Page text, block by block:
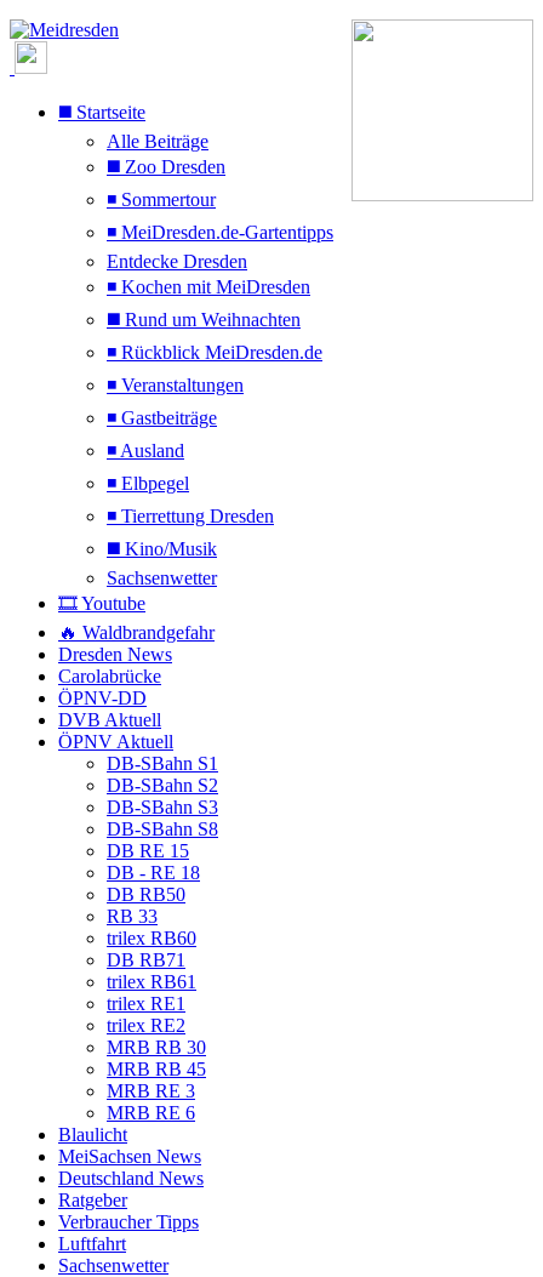
◼️ Startseite
Alle Beiträge
◼️ Zoo Dresden
◾ Sommertour
◾ MeiDresden.de-Gartentipps
Entdecke Dresden
◾ Kochen mit MeiDresden
◼️ Rund um Weihnachten
◾ Rückblick MeiDresden.de
◾ Veranstaltungen
◾ Gastbeiträge
◾ Ausland
◾ Elbpegel
◾ Tierrettung Dresden
◼️ Kino/Musik
Sachsenwetter
🎞️ Youtube
🔥 Waldbrandgefahr
Dresden News
Carolabrücke
ÖPNV-DD
DVB Aktuell
ÖPNV Aktuell
DB-SBahn S1
DB-SBahn S2
DB-SBahn S3
DB-SBahn S8
DB RE 15
DB - RE 18
DB RB50
RB 33
trilex RB60
DB RB71
trilex RB61
trilex RE1
trilex RE2
MRB RB 30
MRB RB 45
MRB RE 3
MRB RE 6
Blaulicht
MeiSachsen News
Deutschland News
Ratgeber
Verbraucher Tipps
Luftfahrt
Sachsenwetter